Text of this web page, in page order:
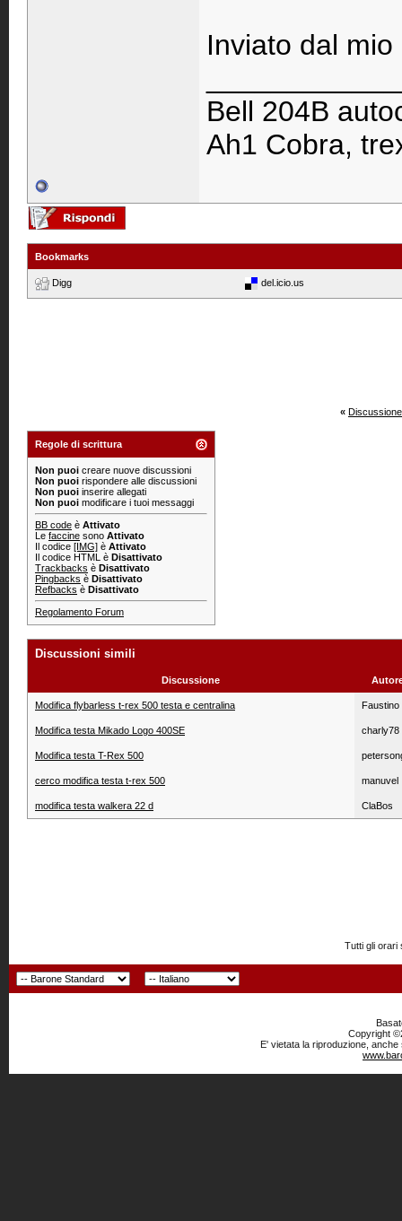
Inviato dal
Bell 204B
Ah1 Cobra,
Bookmarks
Digg del.icio.us
«
Regole di scrittura
Non puoi creare nuove discussioni
Non puoi rispondere alle discussioni
Non puoi inserire allegati
Non puoi modificare i tuoi messaggi
BB code è Attivato
Le faccine sono Attivato
Il codice [IMG] è Attivato
Il codice HTML è Disattivato
Trackbacks è Disattivato
Pingbacks è Disattivato
Refbacks è Disattivato
Regolamento Forum
Discussioni simili
Discussione
Modifica flybarless t-rex 500 testa e centralina Faustino
Modifica testa Mikado Logo 400SE charly78
Modifica testa T-Rex 500
cerco modifica testa t-rex 500 manuvel
modifica testa walkera 22 d ClaBos
Tutti gli orari
Copyright
E' vietata la riproduzione,